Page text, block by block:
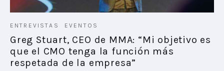
ENTREVISTAS EVENTOS
Greg Stuart, CEO de MMA: “Mi objetivo es
que el CMO tenga la función más
respetada de la empresa”